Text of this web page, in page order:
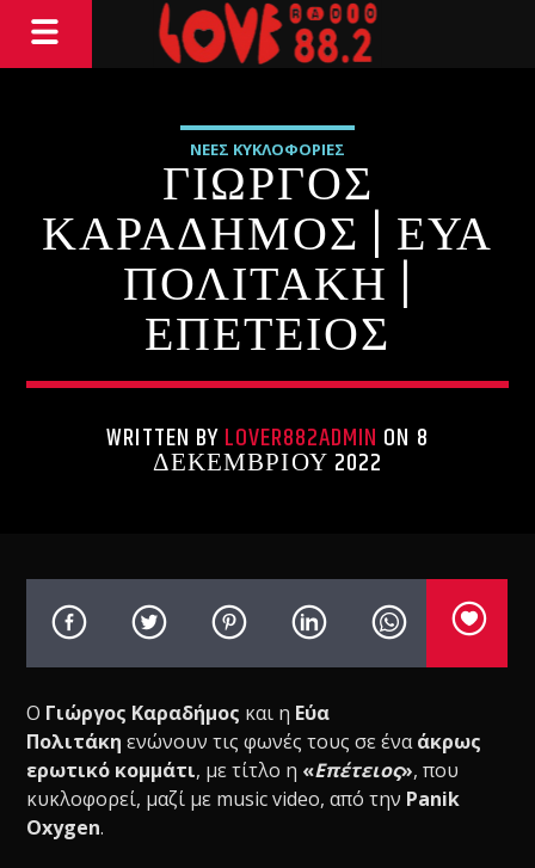
ΝΕΕΣ ΚΥΚΛΟΦΟΡΙΕΣ
ΓΙΩΡΓΟΣ
ΚΑΡΑΔΗΜΟΣ | ΕΥΑ
ΠΟΛΙΤΑΚΗ |
ΕΠΕΤΕΙΟΣ
WRITTEN BYLOVER882ADMIN ON 8
ΔΕΚΕΜΒΡΊΟΥ 2022
Ο Γιώργος Καραδήμος και η Εύα
Πολιτάκη ενώνουν τις φωνές τους σε έναάκρως
ερωτικό κομμάτι, με τίτλο η «Επέτειος», που
κυκλοφορεί, μαζί με music video, από την Panik
Oxygen.